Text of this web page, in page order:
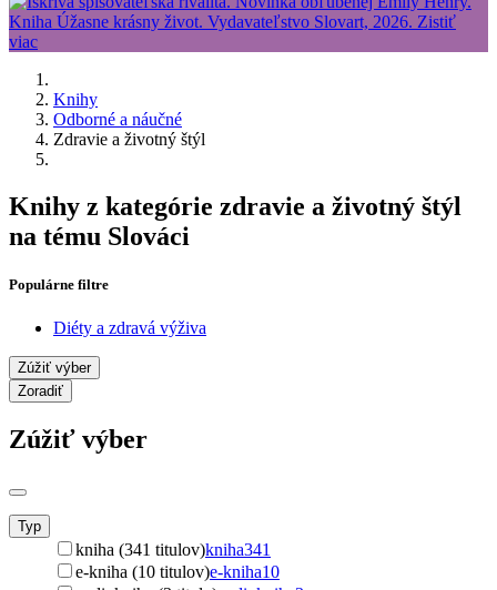
Knihy
Odborné a náučné
Zdravie a životný štýl
Knihy z kategórie zdravie a životný štýl
na tému Slováci
Populárne filtre
Diéty a zdravá výživa
Zúžiť výber
Zoradiť
Zúžiť výber
Typ
kniha (341 titulov)kniha341
e-kniha (10 titulov)e-kniha10